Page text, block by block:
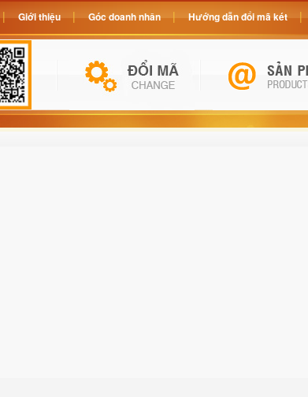
Giới thiệu Góc doanh nhân Hướng dẫn đổi mã két